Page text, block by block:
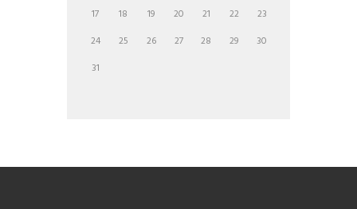
17
18 19 20 21 22
23
24
25 26 27 28 29
30
31